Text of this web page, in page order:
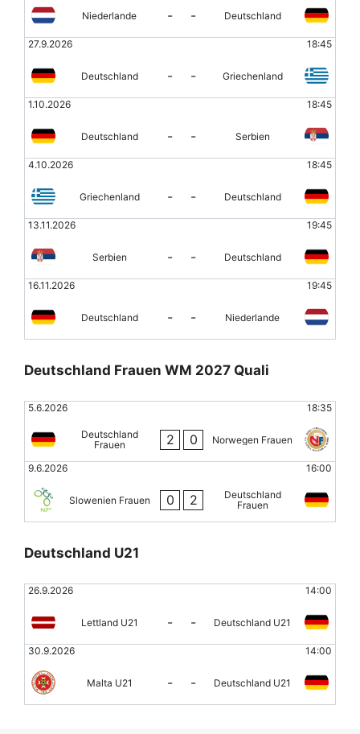
Niederlande - - Deutschland
27.9.2026 18:45
Deutschland - - Griechenland
1.10.2026 18:45
Deutschland - - Serbien
4.10.2026 18:45
Griechenland - - Deutschland
13.11.2026 19:45
Serbien - - Deutschland
16.11.2026 19:45
Deutschland - - Niederlande
Deutschland Frauen WM 2027 Quali
5.6.2026 18:35
Deutschland
Frauen
2 0 Norwegen Frauen
9.6.2026 16:00
Slowenien Frauen 0 2
Deutschland
Frauen
Deutschland U21
26.9.2026 14:00
Lettland U21 - - Deutschland U21
30.9.2026 14:00
Malta U21 - - Deutschland U21